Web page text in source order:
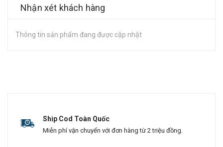
Nhận xét khách hàng
Thông tin sản phẩm đang được cập nhật
Ship Cod Toàn Quốc
Miễn phí vận chuyển với đơn hàng từ 2 triệu đồng.